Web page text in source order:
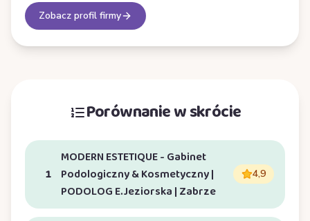
Zobacz profil firmy
Porównanie w skrócie
1
MODERN ESTETIQUE - Gabinet
Podologiczny & Kosmetyczny |
PODOLOG E.Jeziorska | Zabrze
4,9